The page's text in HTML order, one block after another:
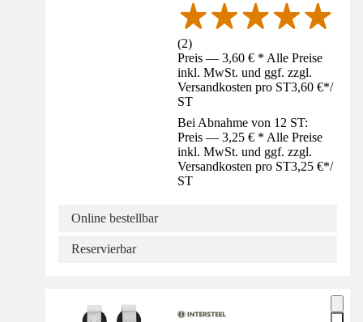
(2)
Preis — 3,60 € * Alle Preise
inkl. MwSt. und ggf. zzgl.
Versandkosten pro ST3,60 €*/
ST
Bei Abnahme von 12 ST:
Preis — 3,25 € * Alle Preise
inkl. MwSt. und ggf. zzgl.
Versandkosten pro ST3,25 €*/
ST
Online bestellbar
Reservierbar